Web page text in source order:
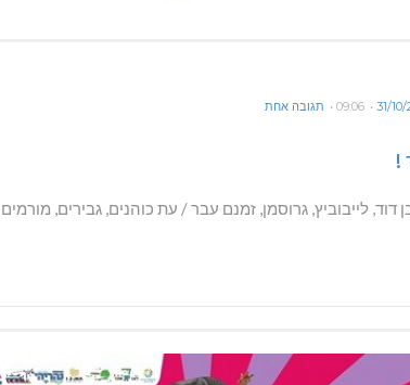
31/
09:06 תגובה אחת
!
דוד, לייבוביץ, גרוסמן, זמנם עבר / עת כוהנים, גבירים,